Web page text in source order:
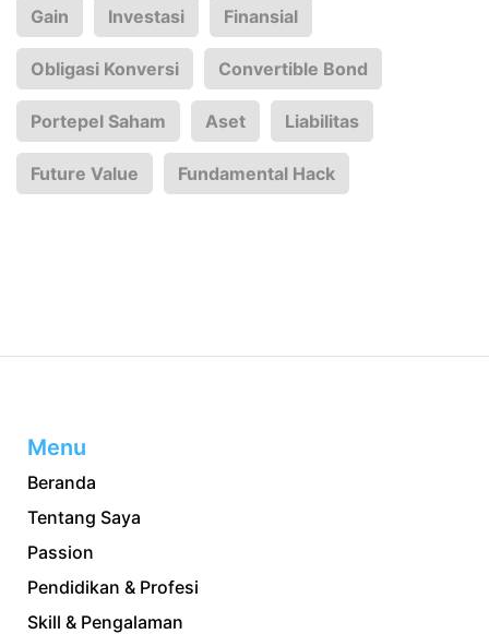
Gain Investasi Finansial
Obligasi Konversi Convertible Bond
Portepel Saham Aset Liabilitas
Future Value Fundamental Hack
Menu
Beranda
Tentang Saya
Passion
Pendidikan & Profesi
Skill & Pengalaman